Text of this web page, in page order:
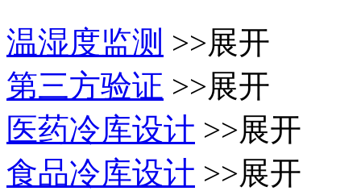
温湿度监测 >>展开
第三方验证 >>展开
医药冷库设计 >>展开
食品冷库设计 >>展开